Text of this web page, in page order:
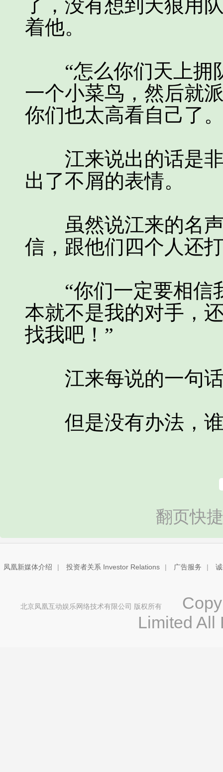
了，没有想到天狼用
着他。
“怎么你们天上拥
一个小菜鸟，然后就
你们也太高看自己了
江来说出的话是非
出了不屑的表情。
虽然说江来的名声
信，跟他们四个人还
“你们一定要相信
本就不是我的对手，
找我吧！”
江来每说的一句话
但是没有办法，谁
翻页快
凤凰新媒体介绍 | 投资者关系 Investor Relations | 广告服务 |
北京凤凰互动娱乐网络技术有限公司 版权所有
Limited All